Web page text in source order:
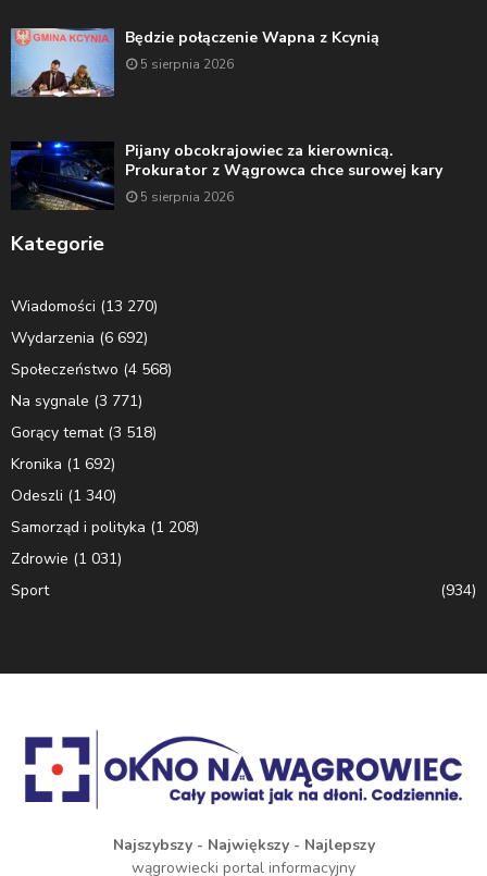
Będzie połączenie Wapna z Kcynią
5 sierpnia 2026
Pijany obcokrajowiec za kierownicą.
Prokurator z Wągrowca chce surowej kary
5 sierpnia 2026
Kategorie
Wiadomości (13 270)
Wydarzenia (6 692)
Społeczeństwo (4 568)
Na sygnale (3 771)
Gorący temat(3 518)
Kronika (1 692)
Odeszli (1 340)
Samorząd i polityka (1 208)
Zdrowie (1 031)
Sport
(934)
Najszybszy - Największy - Najlepszy
wągrowiecki portal informacyjny